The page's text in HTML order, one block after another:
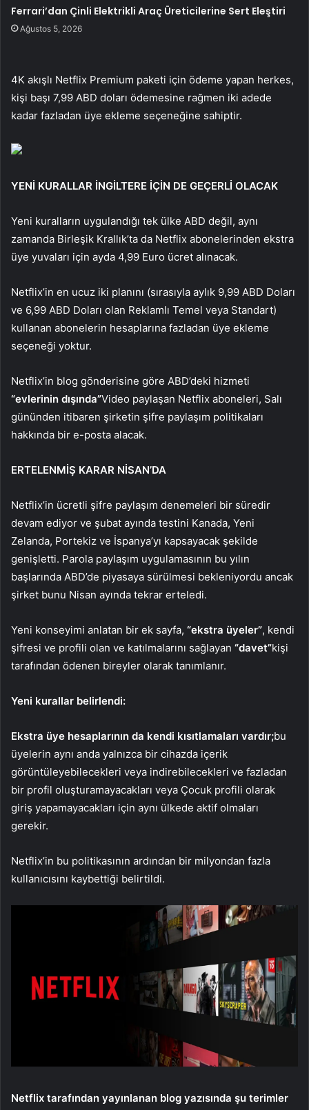
Ferrari’dan Çinli Elektrikli Araç Üreticilerine Sert Eleştiri
Ağustos 5, 2026
4K akışlı Netflix Premium paketi için ödeme yapan herkes,
kişi başı 7,99 ABD doları ödemesine rağmen iki adede
kadar fazladan üye ekleme seçeneğine sahiptir.
YENİ KURALLAR İNGİLTERE İÇİN DE GEÇERLİ OLACAK
Yeni kuralların uygulandığı tek ülke ABD değil, aynı
zamanda Birleşik Krallık’ta da Netflix abonelerinden ekstra
üye yuvaları için ayda 4,99 Euro ücret alınacak.
Netflix’in en ucuz iki planını (sırasıyla aylık 9,99 ABD Doları
ve 6,99 ABD Doları olan Reklamlı Temel veya Standart)
kullanan abonelerin hesaplarına fazladan üye ekleme
seçeneği yoktur.
Netflix’in blog gönderisine göre ABD’deki hizmeti
“evlerinin dışında”Video paylaşan Netflix aboneleri, Salı
gününden itibaren şirketin şifre paylaşım politikaları
hakkında bir e-posta alacak.
ERTELENMİŞ KARAR NİSAN’DA
Netflix’in ücretli şifre paylaşım denemeleri bir süredir
devam ediyor ve şubat ayında testini Kanada, Yeni
Zelanda, Portekiz ve İspanya’yı kapsayacak şekilde
genişletti. Parola paylaşım uygulamasının bu yılın
başlarında ABD’de piyasaya sürülmesi bekleniyordu ancak
şirket bunu Nisan ayında tekrar erteledi.
Yeni konseyimi anlatan bir ek sayfa, “ekstra üyeler”, kendi
şifresi ve profili olan ve katılmalarını sağlayan “davet”kişi
tarafından ödenen bireyler olarak tanımlanır.
Yeni kurallar belirlendi:
Ekstra üye hesaplarının da kendi kısıtlamaları vardır;bu
üyelerin aynı anda yalnızca bir cihazda içerik
görüntüleyebilecekleri veya indirebilecekleri ve fazladan
bir profil oluşturamayacakları veya Çocuk profili olarak
giriş yapamayacakları için aynı ülkede aktif olmaları
gerekir.
Netflix’in bu politikasının ardından bir milyondan fazla
kullanıcısını kaybettiği belirtildi.
Netflix tarafından yayınlanan blog yazısında şu terimler